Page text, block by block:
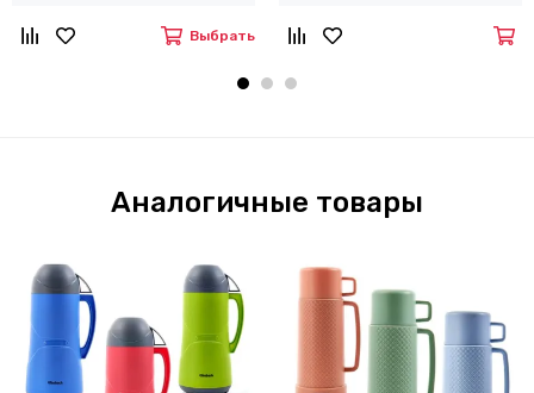
Выбрать
Аналогичные товары